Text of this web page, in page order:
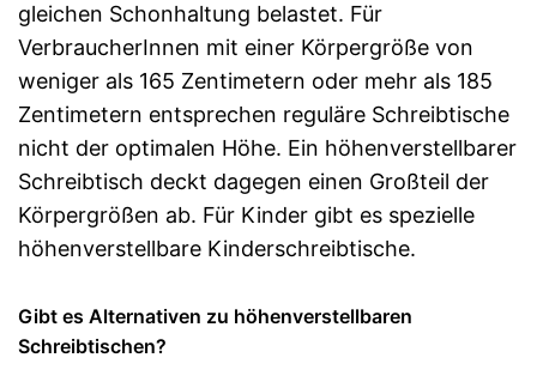
gleichen Schonhaltung belastet. Für
VerbraucherInnen mit einer Körpergröße von
weniger als 165 Zentimetern oder mehr als 185
Zentimetern entsprechen reguläre Schreibtische
nicht der optimalen Höhe. Ein höhenverstellbarer
Schreibtisch deckt dagegen einen Großteil der
Körpergrößen ab. Für Kinder gibt es spezielle
höhenverstellbare Kinderschreibtische.
Gibt es Alternativen zu höhenverstellbaren
Schreibtischen?